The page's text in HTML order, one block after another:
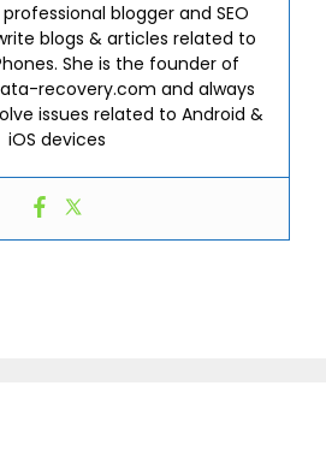
blogger and SEO
blogs & articles related to
She is the founder of
recovery.com and always
issues related to Android &
iOS devices